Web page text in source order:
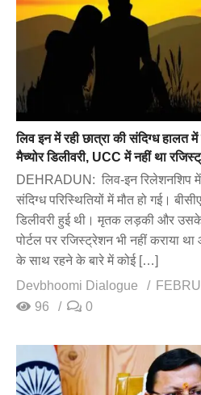
लिव इन में रही छात्रा की संदिग्ध हालत
मैच्योर डिलीवरी, UCC में नहीं था
DEHRADUN: लिव-इन रिलेशनशिप में
संदिग्ध परिस्थितियों में मौत हो गई।
डिलीवरी हुई थी। मृतक लड़की और उसके
पोर्टल पर रजिस्ट्रेशन भी नहीं कराया
के साथ रहने के बारे में कोई […]
Devbhoomi Dialogue
96
0